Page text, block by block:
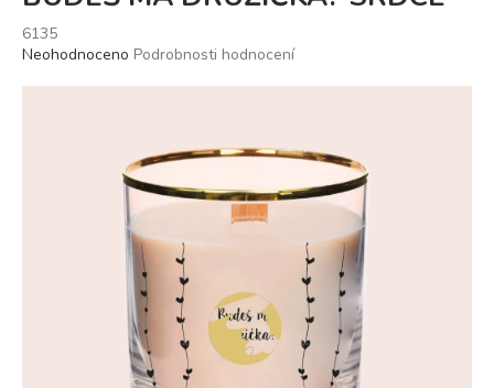
6135
Průměrné
Neohodnoceno Podrobnosti hodnocení